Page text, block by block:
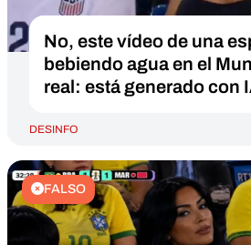
No, este vídeo de una
bebiendo agua en el
real: está generado con
DESINFO
FALSO